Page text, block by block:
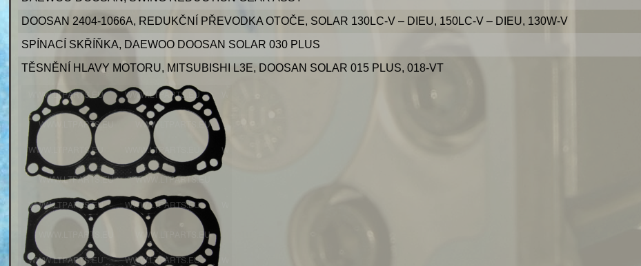
DOOSAN 2404-1066A, REDUKČNÍ PŘEVODKA OTOČE, SOLAR 130LC-V – DIEU, 150LC-V – DIEU, 130W-V
SPÍNACÍ SKŘÍŇKA, DAEWOO DOOSAN SOLAR 030 PLUS
TĚSNĚNÍ HLAVY MOTORU, MITSUBISHI L3E, DOOSAN SOLAR 015 PLUS, 018-VT